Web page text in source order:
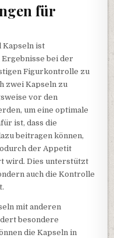
für
Kapseln ist
bei der
Figurkontrolle zu
zwei Kapseln zu
vor den
um eine optimale
ist, dass die
beitragen können,
der Appetit
wird. Dies unterstützt
auch die Kontrolle
mit anderen
besondere
die Kapseln in